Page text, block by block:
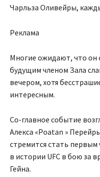
Чарльза Оливейры,
Реклама
Многие ожидают, что он
будущим членом Зала
вечером, хотя
интересным.
Со-главное событие
Алекса «Poatan »
стремится стать
в истории UFC в бою за
Гейна.